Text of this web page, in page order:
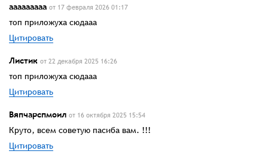
ааааааааа от 17 февраля 2026 01:17
топ приложуха сюдааа
Цитировать
Листик от 22 декабря 2025 16:26
топ приложуха сюдааа
Цитировать
Вяпчарспмоил от 16 октября 2025 15:54
Круто, всем советую пасиба вам. !!!
Цитировать